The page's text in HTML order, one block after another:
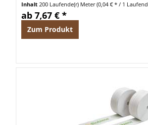
Klebstoff...
Inhalt200 Laufende(r) Meter(0,04 € * / 1
ab 7,67 € *
Zum Produkt